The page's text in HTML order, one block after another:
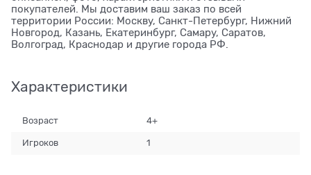
покупателей. Мы доставим ваш заказ по всей
территории России: Москву, Санкт-Петербург, Нижний
Новгород, Казань, Екатеринбург, Самару, Саратов,
Волгоград, Краснодар и другие города РФ.
Характеристики
Возраст 4+
Игроков 1